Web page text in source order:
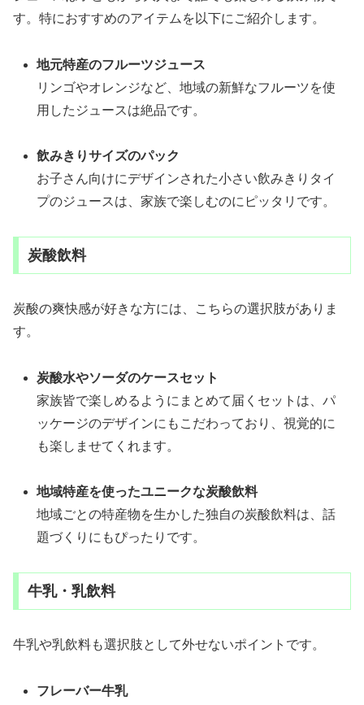
す。特におすすめのアイテムを以下にご紹介します。
地元特産のフルーツジュース
リンゴやオレンジなど、地域の新鮮なフルーツを使
用したジュースは絶品です。
飲みきりサイズのパック
お子さん向けにデザインされた小さい飲みきりタイ
プのジュースは、家族で楽しむのにピッタリです。
炭酸飲料
炭酸の爽快感が好きな方には、こちらの選択肢がありま
す。
炭酸水やソーダのケースセット
家族皆で楽しめるようにまとめて届くセットは、パ
ッケージのデザインにもこだわっており、視覚的に
も楽しませてくれます。
地域特産を使ったユニークな炭酸飲料
地域ごとの特産物を生かした独自の炭酸飲料は、話
題づくりにもぴったりです。
牛乳・乳飲料
牛乳や乳飲料も選択肢として外せないポイントです。
フレーバー牛乳